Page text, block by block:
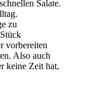
Salate.
zu
vorbereiten
Also auch
keine Zeit hat,